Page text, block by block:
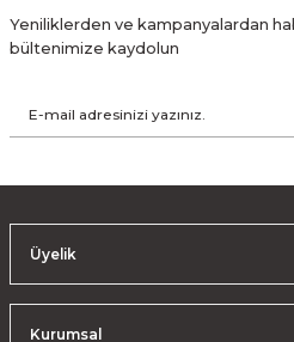
Yeniliklerden ve kampanyalardan
bültenimize kaydolun
Üyelik
Kurumsal